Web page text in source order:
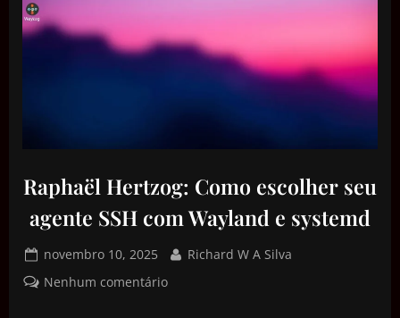
Raphaël Hertzog: Como escolher seu
agente SSH com Wayland e systemd
novembro 10, 2025
Richard W A Silva
Nenhum comentário